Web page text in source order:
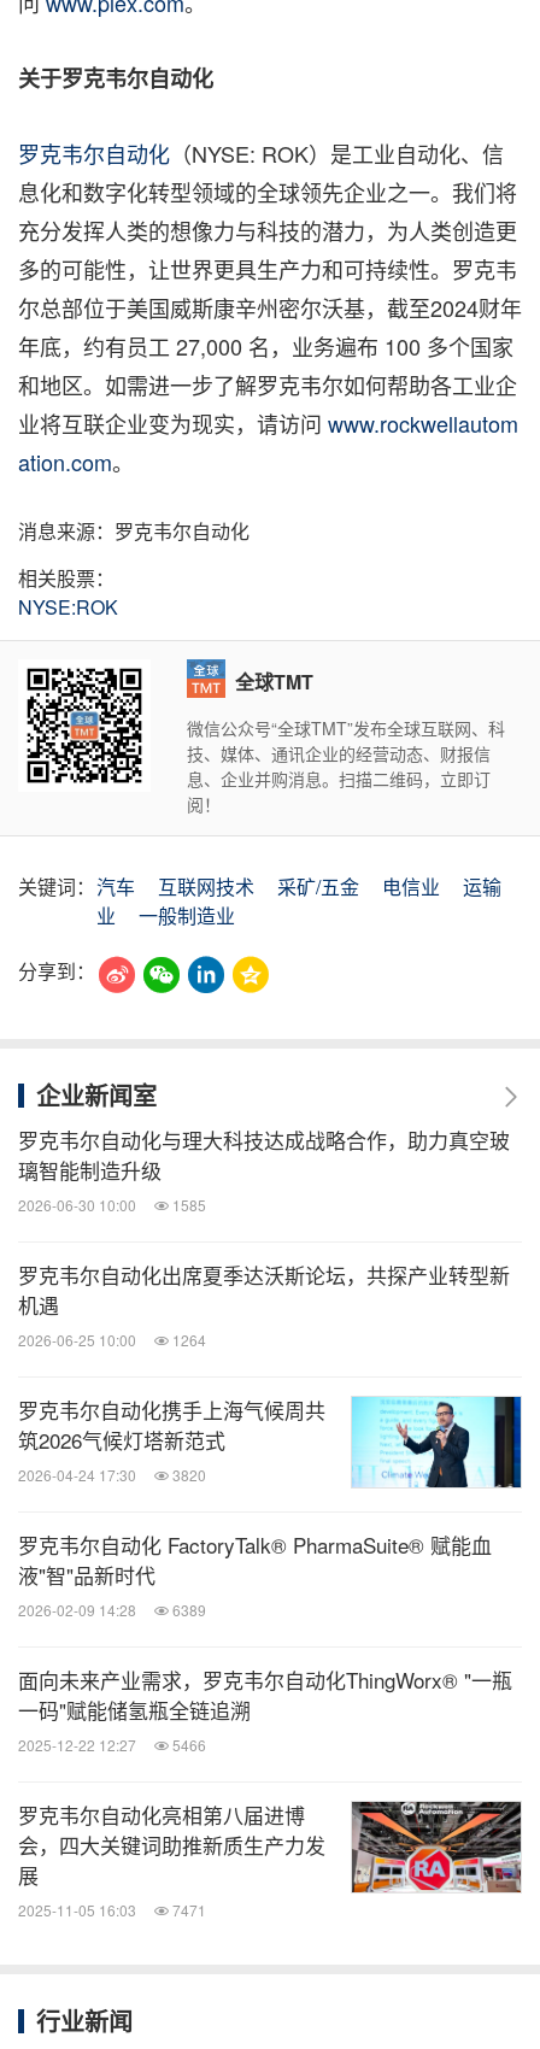
关于罗克韦尔自动化
罗克韦尔自动化 （NYSE: ROK）是工业自动化、信
息化和数字化转型领域的全球领先企业之一。我们将
充分发挥人类的想像力与科技的潜力，为人类创造更
多的可能性，让世界更具生产力和可持续性。罗克韦
尔总部位于美国威斯康辛州密尔沃基，截至2024财年
年底，约有员工 27,000 名，业务遍布 100 多个国家
和地区。如需进一步了解罗克韦尔如何帮助各工业企
业将互联企业变为现实，请访问 www.rockwellautom
ation.com。
消息来源：罗克韦尔自动化
相关股票：
NYSE:ROK
全球TMT
微信公众号“全球TMT”发布全球互联网、科
技、媒体、通讯企业的经营动态、财报信
息、企业并购消息。扫描二维码，立即订
阅！
关键词： 汽车 互联网技术 采矿/五金 电信业
运输
业
一般制造业
分享到：
企业新闻室
罗克韦尔自动化与理大科技达成战略合作，助力真空玻
璃智能制造升级
2026-06-30 10:00 1585
罗克韦尔自动化出席夏季达沃斯论坛，共探产业转型新
机遇
2026-06-25 10:00 1264
罗克韦尔自动化携手上海气候周共
筑2026气候灯塔新范式
2026-04-24 17:30 3820
罗克韦尔自动化 FactoryTalk® PharmaSuite® 赋能血
液"智"品新时代
2026-02-09 14:28 6389
面向未来产业需求，罗克韦尔自动化ThingWorx® "一瓶
一码"赋能储氢瓶全链追溯
2025-12-22 12:27 5466
罗克韦尔自动化亮相第八届进博
会，四大关键词助推新质生产力发
展
2025-11-05 16:03 7471
行业新闻